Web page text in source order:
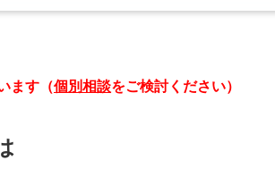
ます（個別相談をご検討ください）